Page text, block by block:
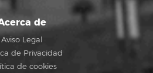
de
Aviso Legal
de Privacidad
de cookies